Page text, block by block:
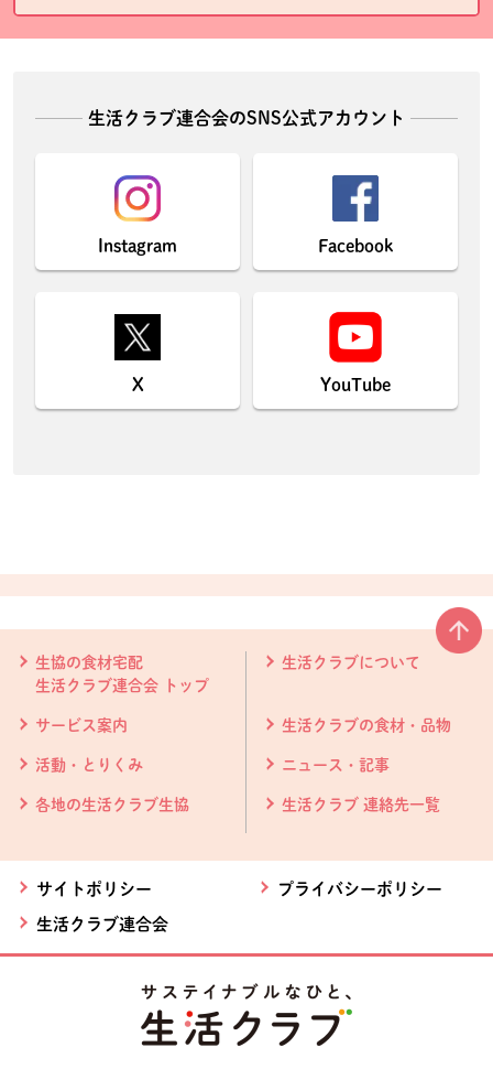
生活クラブ連合会のSNS公式アカウント
Instagram Facebook
X YouTube
生協の食材宅配
生活クラブ連合会 トップ
生活クラブについて
サービス案内 生活クラブの食材・品物
活動・とりくみ ニュース・記事
各地の生活クラブ生協 生活クラブ 連絡先一覧
サイトポリシー プライバシーポリシー
生活クラブ連合会